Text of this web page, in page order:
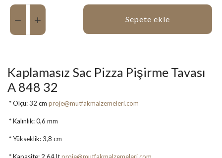
Miktar:
Sepete ekle
Kaplamasız Sac Pizza Pişirme Tavası
A 848 32
* Ölçü: 32 cm proje@mutfakmalzemeleri.com
* Kalınlık: 0,6 mm
* Yükseklik: 3,8 cm